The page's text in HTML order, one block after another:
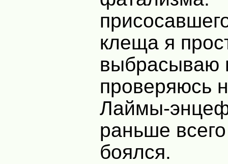
клеща я
выбрасываю
проверяюсь
Лаймы-
раньше
боялся.